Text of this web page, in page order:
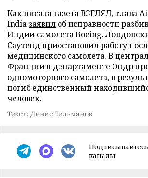
Как писала газета ВЗГЛЯД, глава
India заявил об исправности
Индии самолета Boeing.
Саутенд приостановилработу
медицинского самолета. В
Франции в департаменте Эндр
одномоторного самолета, в
погиб единственный
человек.
Текст: Денис Тельманов
каналы